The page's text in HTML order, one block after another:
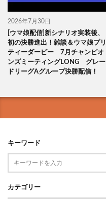
2026年7月30日
[ウマ娘配信]新シナリオ実装後、
初の決勝進出！雑談＆ウマ娘プリ
ティーダービー 7月チャンピオ
ンズミーティングLONG グレー
ドリーグAグループ決勝配信！
キーワード
カテゴリー